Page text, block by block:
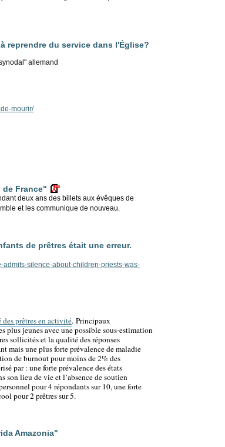
reprendre du service dans l'Église?
allemand
mourir/
de France"
deux ans des billets aux évêques de
et les communique de nouveau.
de prêtres était une erreur.
admits-silence-about-children-priests-was-
des prêtres en activité. Principaux
plus jeunes avec une possible sous-estimation
sollicités et la qualité des réponses
mais une plus forte prévalence de maladie
de burnout pour moins de 2% des
par : une forte prévalence des états
son lieu de vie et l’absence de soutien
pour 4 répondants sur 10, une forte
pour 2 prêtres sur 5.
Amazonia"